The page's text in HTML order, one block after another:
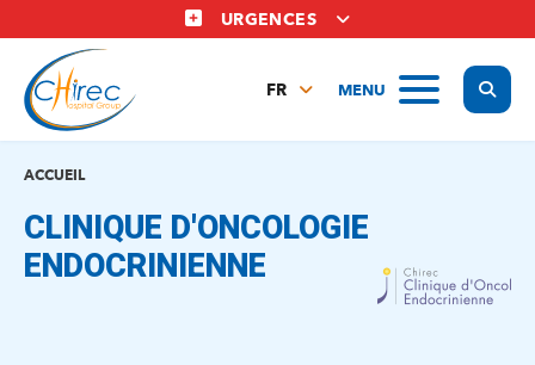
au
contenu
principal
URGENCES
MENU
FR
ACCUEIL
CLINIQUE D'ONCOLOGIE
ENDOCRINIENNE